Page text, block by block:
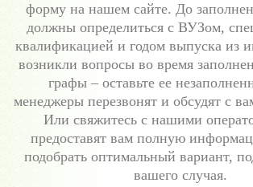
форму на нашем сайте. До
должны определиться с ВУЗом,
квалификацией и годом выпуска из
возникли вопросы во время
графы – оставьте ее
менеджеры перезвонят и обсудят с
Или свяжитесь с нашими
предоставят вам полную
подобрать оптимальный вариант,
вашего случая.